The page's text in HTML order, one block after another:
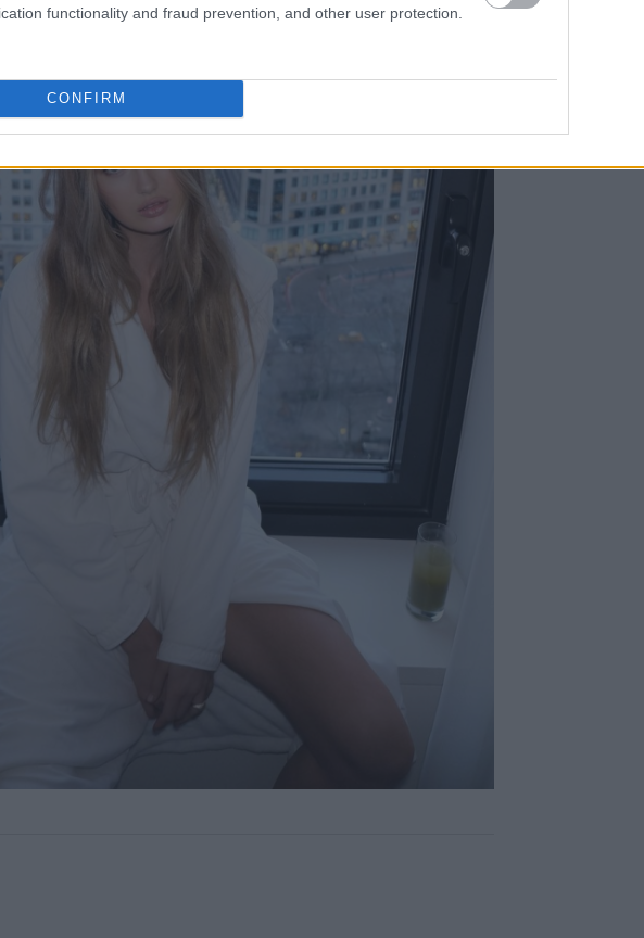
functionality and fraud prevention, and other user protection.
CONFIRM